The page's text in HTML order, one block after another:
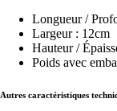
Longueur /
Largeur : 12cm
Hauteur /
Poids avec
Autres caractéristiques